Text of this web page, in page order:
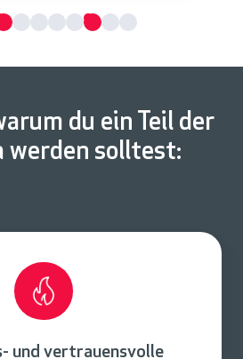
du ein Teil der
werden solltest:
und vertrauensvolle